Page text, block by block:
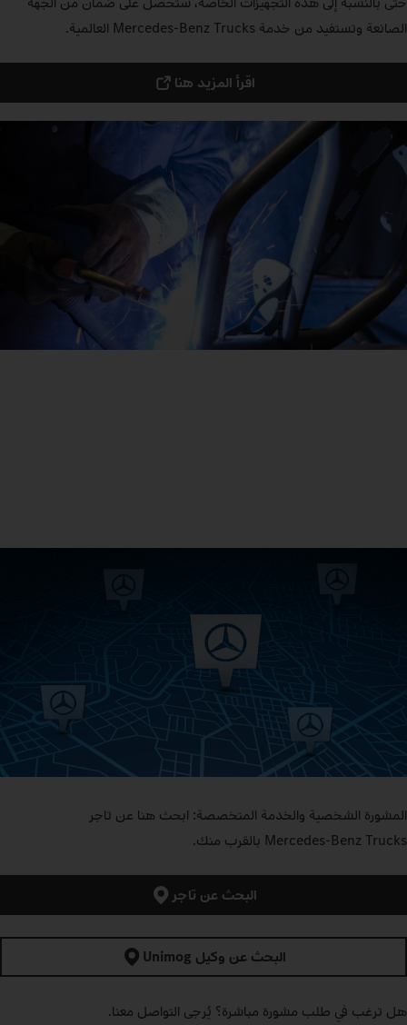
الصانعة وتستفيد من خدمة Mercedes‑Benz Trucks العالمية.
اقرأ المزيد هنا
المشورة الشخصية والخدمة المتخصصة: ابحث هنا عن تاجر
Mercedes‑Benz Trucks بالقرب منك.
البحث عن تاجر
البحث عن وكيل Unimog
هل ترغب في طلب مشورة مباشرة؟ يُرجى التواصل معنا.